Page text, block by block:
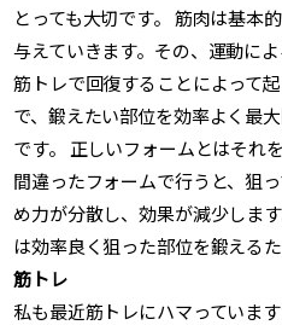
とっても大切です。 筋肉は基本
与えていきます。その、運動に
筋トレで回復することによって
で、鍛えたい部位を効率よく最
です。 正しいフォームとはそれ
間違ったフォームで行うと、狙
め力が分散し、効果が減少しま
は効率良く狙った部位を鍛える
筋トレ
私も最近筋トレにハマっていま